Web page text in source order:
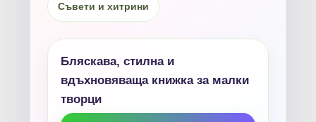
Съвети и хитрини
Бляскава, стилна и
вдъхновяваща книжка за малки
творци